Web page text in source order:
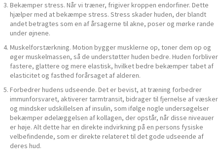
Bekæmper stress. Når vi træner, frigiver kroppen endorfiner. Dette
hjælper med at bekæmpe stress. Stress skader huden, der blandt
andet betragtes som en af ​​årsagerne til akne, poser og mørke rande
under øjnene.
Muskelforstærkning. Motion bygger musklerne op, toner dem op og
øger muskelmassen, så de understøtter huden bedre. Huden forbliver
fastere, glattere og mere elastisk, hvilket bedre bekæmper tabet af
elasticitet og fasthed forårsaget af alderen.
Forbedrer hudens udseende. Det er bevist, at træning forbedrer
immunforsvaret, aktiverer tarmtransit, bidrager til fjernelse af væsker
og mindsker udskillelsen af ​​insulin, som ifølge nogle undersøgelser
bekæmper ødelæggelsen af ​​kollagen, der opstår, når disse niveauer
er høje. Alt dette har en direkte indvirkning på en persons fysiske
velbefindende, som er direkte relateret til det gode udseende af
deres hud.